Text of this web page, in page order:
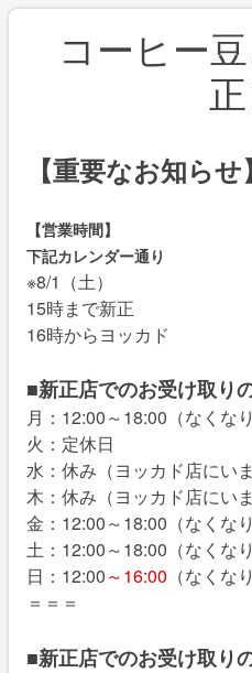
コーヒー
正
【重要なお知らせ】
【営業時間】
下記カレンダー通り
※8/1（土）
15時まで新正
16時からヨッカド
■新正店でのお受け取り
月：12:00～18:00（なくな
火：定休日
水：休み（ヨッカド店にいま
木：休み（ヨッカド店にいま
金：12:00～18:00（なくな
土：12:00～18:00（なくな
日：12:00～16:00 （なくな
＝＝＝
■新正店でのお受け取り